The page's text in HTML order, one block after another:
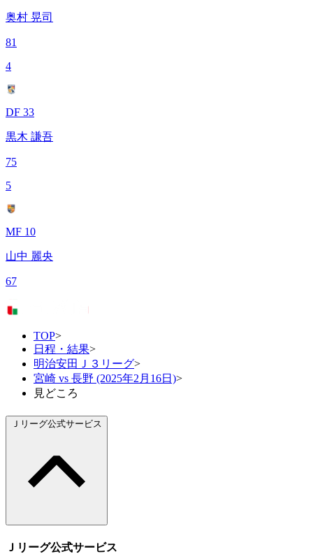
奥村 晃司
81
4
DF 33
黒木 謙吾
75
5
MF 10
山中 麗央
67
TOP>
日程・結果>
明治安田Ｊ３リーグ>
宮崎 vs 長野 (2025年2月16日)>
見どころ
Ｊリーグ公式サービス
Ｊリーグ公式サービス